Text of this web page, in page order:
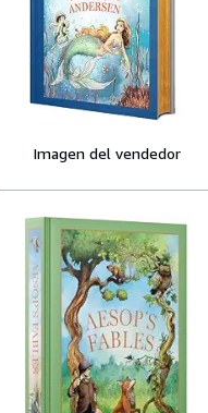
Imagen del vendedor